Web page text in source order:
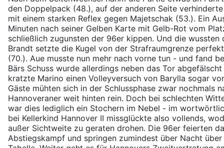
den Doppelpack (48.), auf der anderen Seite
mit einem starken Reflex gegen Majetschak (53.). Ein
Minuten nach seiner Gelben Karte mit Gelb-Rot vom
schließlich zugunsten der 96er kippen. Und die wussten
Brandt setzte die Kugel von der Strafraumgrenze
(70.). Aue musste nun mehr nach vorne tun - und fand
Bärs Schuss wurde allerdings neben das Tor
kratzte Marino einen Volleyversuch von Barylla sogar
Gäste mühten sich in der Schlussphase zwar nochmals
Hannoveraner weit hinten rein. Doch bei schlechten
war dies lediglich ein Stochern im Nebel - im
bei Kellerkind Hannover II missglückte also vollends,
außer Sichtweite zu geraten drohen. Die 96er feierten
Abstiegskampf und springen zumindest über Nacht